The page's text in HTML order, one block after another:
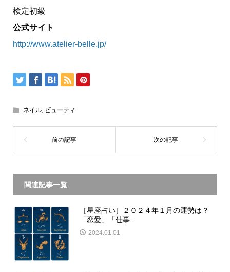
検定初級
公式サイト
http://www.atelier-belle.jp/
ネイル, ビューティ
関連記事一覧
［星座占い］２０２４年１月の運勢は？
「恋愛」「仕事...
2024.01.01